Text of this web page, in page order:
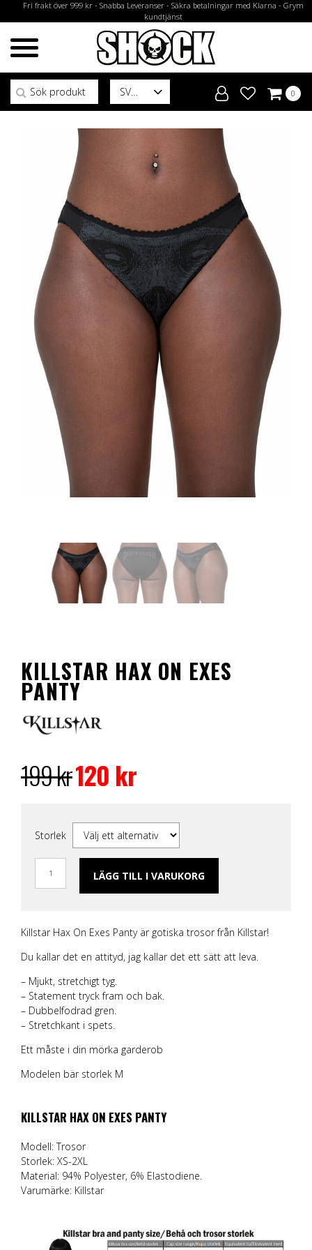
Fri frakt över 999 kr - Snabba Leveranser - Säkra betalningar med Klarna - Grym
kundtjänst
SV
Sök efter:
0
KILLSTAR HAX ON EXES
PANTY
199kr
priset
120 krpriset
Storlek
LÄGG TILL I VARUKORG
Killstar Hax On Exes Panty är gotiska trosor från Killstar!
Du kallar det en attityd, jag kallar det ett sätt att leva.
– Mjukt, stretchigt tyg.
– Statement tryck fram och bak.
– Dubbelfodrad gren.
– Stretchkant i spets.
Ett måste i din mörka garderob
Modelen bär storlek M
KILLSTAR HAX ON EXES PANTY
Modell: Trosor
Storlek: XS-2XL
Material: 94% Polyester, 6% Elastodiene.
Varumärke: Killstar